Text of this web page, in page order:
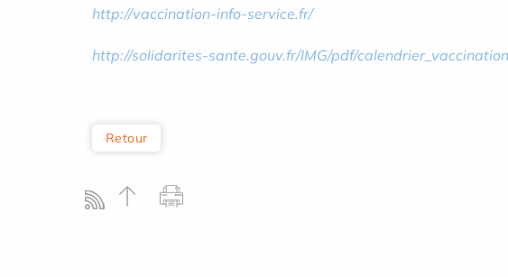
http://vaccination-info-service.fr/
http://solidarites-sante.gouv.fr/IMG/pdf/
Retour